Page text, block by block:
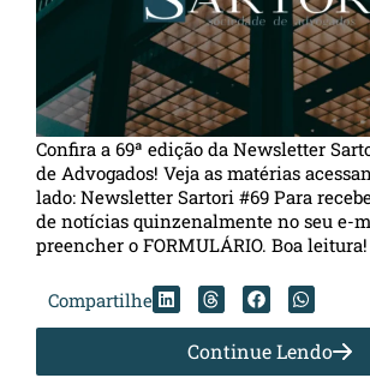
Confira a 69ª edição da Newsletter
de Advogados! Veja as matérias
lado: Newsletter Sartori #69 Para
de notícias quinzenalmente no seu e-
preencher o FORMULÁRIO. Boa leitura!
Compartilhe
Continue Lendo